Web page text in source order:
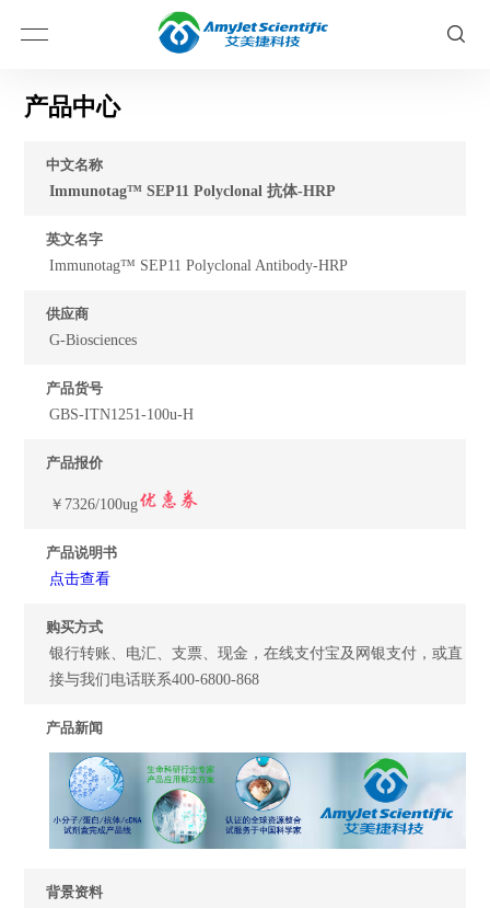
产品中心
中文名称
Immunotag™ SEP11 Polyclonal 抗体-HRP
英文名字
Immunotag™ SEP11 Polyclonal Antibody-HRP
供应商
G-Biosciences
产品货号
GBS-ITN1251-100u-H
产品报价
￥7326/100ug
产品说明书
点击查看
购买方式
银行转账、电汇、支票、现金，在线支付宝及网银支付，或直
接与我们电话联系400-6800-868
产品新闻
背景资料